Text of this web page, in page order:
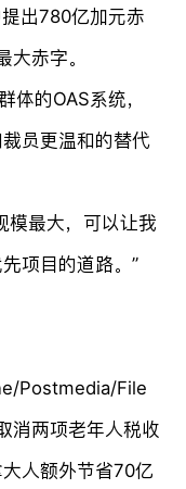
出780亿加元赤
赤字。
体的OAS系统，
员更温和的替代
模最大，可以让我
项目的道路。”
Postmedia/File
消两项老年人税收
人额外节省70亿